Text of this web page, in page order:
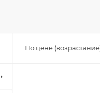
По цене